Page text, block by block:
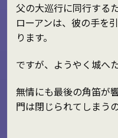
父の大巡行に同行する
ローアンは、彼の手を
ります。
ですが、ようやく城へ
無情にも最後の角笛が
門は閉じられてしまう